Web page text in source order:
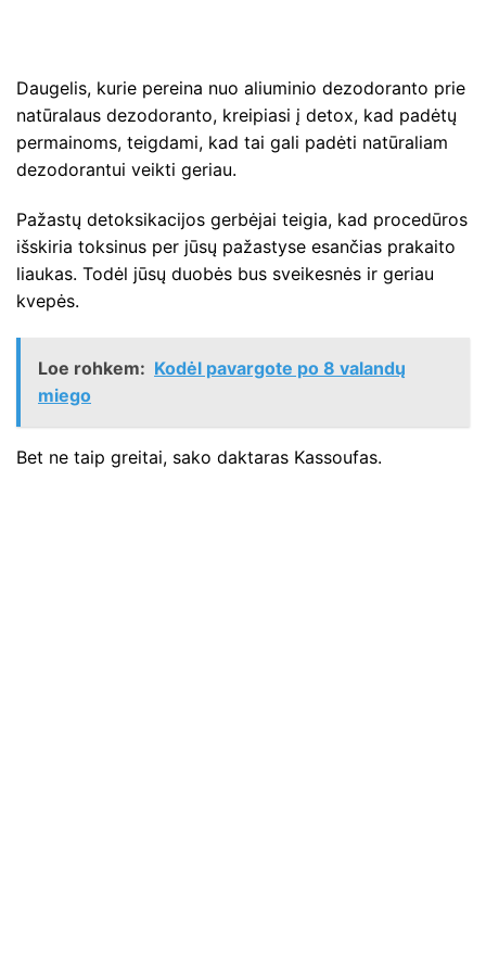
Daugelis, kurie pereina nuo aliuminio dezodoranto prie
natūralaus dezodoranto, kreipiasi į detox, kad padėtų
permainoms, teigdami, kad tai gali padėti natūraliam
dezodorantui veikti geriau.
Pažastų detoksikacijos gerbėjai teigia, kad procedūros
išskiria toksinus per jūsų pažastyse esančias prakaito
liaukas. Todėl jūsų duobės bus sveikesnės ir geriau
kvepės.
Loe rohkem: Kodėl pavargote po 8 valandų
miego
Bet ne taip greitai, sako daktaras Kassoufas.